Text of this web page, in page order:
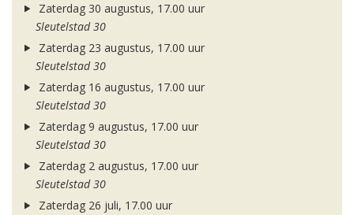
Zaterdag 30 augustus, 17.00 uur
Sleutelstad 30
Zaterdag 23 augustus, 17.00 uur
Sleutelstad 30
Zaterdag 16 augustus, 17.00 uur
Sleutelstad 30
Zaterdag 9 augustus, 17.00 uur
Sleutelstad 30
Zaterdag 2 augustus, 17.00 uur
Sleutelstad 30
Zaterdag 26 juli, 17.00 uur